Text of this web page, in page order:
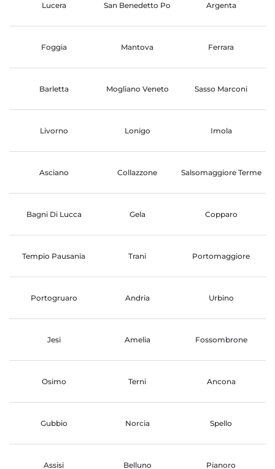
Lucera San Benedetto Po Argenta
Foggia Mantova Ferrara
Barletta Mogliano Veneto Sasso Marconi
Livorno Lonigo Imola
Asciano Collazzone Salsomaggiore Terme
Bagni Di Lucca Gela Copparo
Tempio Pausania Trani Portomaggiore
Portogruaro Andria Urbino
Jesi Amelia Fossombrone
Osimo Terni Ancona
Gubbio Norcia Spello
Assisi Belluno Pianoro